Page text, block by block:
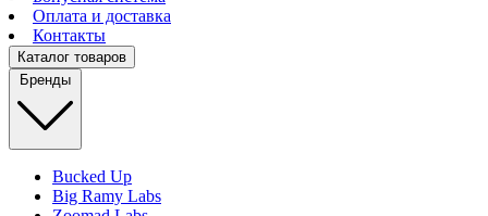
Оплата и доставка
Контакты
Каталог товаров
Бренды
Bucked Up
Big Ramy Labs